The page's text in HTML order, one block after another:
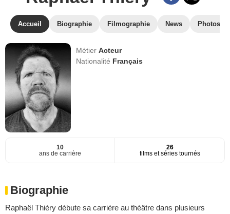
Accueil Biographie Filmographie News Photos
MétierActeur
Nationalité Français
10
ans de carrière
26
films et séries tournés
Biographie
Raphaël Thiéry débute sa carrière au théâtre dans plusieurs